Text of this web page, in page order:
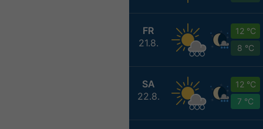
FR
21.8.
12 °C
8 °C
SA
22.8.
12 °C
7 °C